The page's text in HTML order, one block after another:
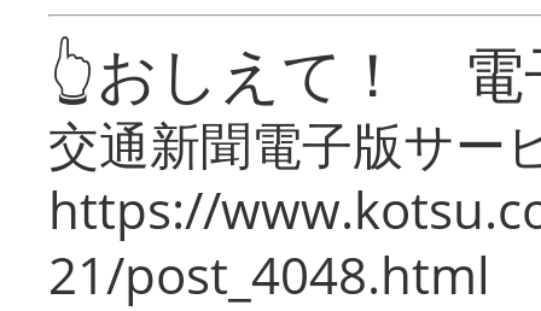
👆おしえて！ 電
交通新聞電子版サー
https://
21/post_4048.html